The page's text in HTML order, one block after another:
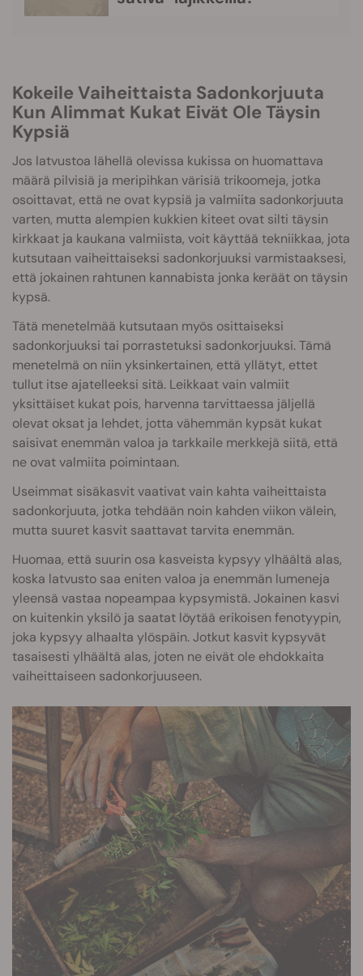
Kokeile Vaiheittaista Sadonkorjuuta
Kun Alimmat Kukat Eivät Ole Täysin
Kypsiä
Jos latvustoa lähellä olevissa kukissa on huomattava
määrä pilvisiä ja meripihkan värisiä trikoomeja, jotka
osoittavat, että ne ovat kypsiä ja valmiita sadonkorjuuta
varten, mutta alempien kukkien kiteet ovat silti täysin
kirkkaat ja kaukana valmiista, voit käyttää tekniikkaa, jota
kutsutaan vaiheittaiseksi sadonkorjuuksi varmistaaksesi,
että jokainen rahtunen kannabista jonka keräät on täysin
kypsä.
Tätä menetelmää kutsutaan myös osittaiseksi
sadonkorjuuksi tai porrastetuksi sadonkorjuuksi. Tämä
menetelmä on niin yksinkertainen, että yllätyt, ettet
tullut itse ajatelleeksi sitä. Leikkaat vain valmiit
yksittäiset kukat pois, harvenna tarvittaessa jäljellä
olevat oksat ja lehdet, jotta vähemmän kypsät kukat
saisivat enemmän valoa ja tarkkaile merkkejä siitä, että
ne ovat valmiita poimintaan.
Useimmat sisäkasvit vaativat vain kahta vaiheittaista
sadonkorjuuta, jotka tehdään noin kahden viikon välein,
mutta suuret kasvit saattavat tarvita enemmän.
Huomaa, että suurin osa kasveista kypsyy ylhäältä alas,
koska latvusto saa eniten valoa ja enemmän lumeneja
yleensä vastaa nopeampaa kypsymistä. Jokainen kasvi
on kuitenkin yksilö ja saatat löytää erikoisen fenotyypin,
joka kypsyy alhaalta ylöspäin. Jotkut kasvit kypsyvät
tasaisesti ylhäältä alas, joten ne eivät ole ehdokkaita
vaiheittaiseen sadonkorjuuseen.